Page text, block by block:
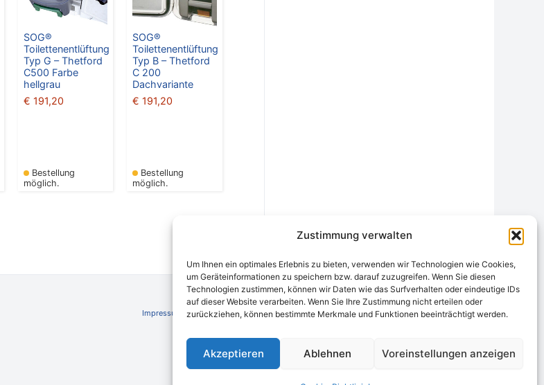
Zustimmung verwalten
Um Ihnen ein optimales Erlebnis zu bieten, verwenden wir Technologien wie Cookies,
um Geräteinformationen zu speichern bzw. darauf zuzugreifen. Wenn Sie diesen
Technologien zustimmen, können wir Daten wie das Surfverhalten oder eindeutige IDs
auf dieser Website verarbeiten. Wenn Sie Ihre Zustimmung nicht erteilen oder
zurückziehen, können bestimmte Merkmale und Funktionen beeinträchtigt werden.
Akzeptieren Ablehnen Voreinstellungen anzeigen
SOG®
Toilettenentlüftung
Typ G – Thetford
C500 Farbe
hellgrau
€ 191,20
Bestellung
möglich.
SOG®
Toilettenentlüftung
Typ B – Thetford
C 200
Dachvariante
€ 191,20
Bestellung
möglich.
Impressum AGB Schlichtungsstelle Widerrufsrecht und Formular
Datenschutzerklärung